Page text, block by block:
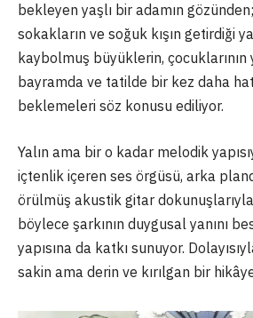
bekleyen yaşlı bir adamın
sokakların ve soğuk kışın getirdiği
kaybolmuş büyüklerin,
bayramda ve tatilde bir kez daha
beklemeleri söz konusu ediliyor.
Yalın ama bir o kadar melodik
içtenlik içeren ses örgüsü, arka
örülmüş akustik gitar
böylece şarkının duygusal yanını
yapısına da katkı sunuyor.
sakin ama derin ve kırılgan bir